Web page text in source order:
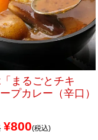
まるごとチキ
プカレー（辛口）
¥800 税込